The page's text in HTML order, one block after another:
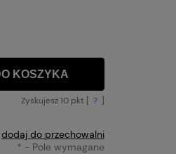
KOSZYKA
Zyskujesz 10pkt [ ? ]
dodaj do przechowalni
* - Pole wymagane